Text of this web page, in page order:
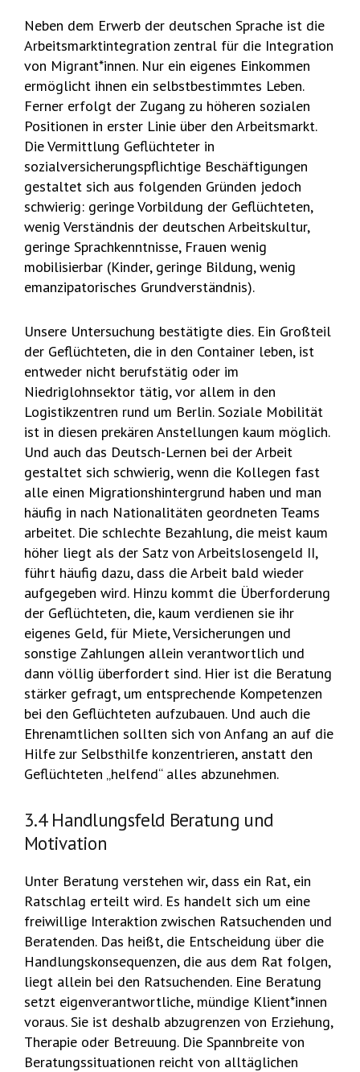
Neben dem Erwerb der deutschen Sprache ist die
Arbeitsmarktintegration zentral für die Integration
von Migrant*innen. Nur ein eigenes Einkommen
ermöglicht ihnen ein selbstbestimmtes Leben.
Ferner erfolgt der Zugang zu höheren sozialen
Positionen in erster Linie über den Arbeitsmarkt.
Die Vermittlung Geflüchteter in
sozialversicherungspflichtige Beschäftigungen
gestaltet sich aus folgenden Gründen jedoch
schwierig: geringe Vorbildung der Geflüchteten,
wenig Verständnis der deutschen Arbeitskultur,
geringe Sprachkenntnisse, Frauen wenig
mobilisierbar (Kinder, geringe Bildung, wenig
emanzipatorisches Grundverständnis).
Unsere Untersuchung bestätigte dies. Ein Großteil
der Geflüchteten, die in den Container leben, ist
entweder nicht berufstätig oder im
Niedriglohnsektor tätig, vor allem in den
Logistikzentren rund um Berlin. Soziale Mobilität
ist in diesen prekären Anstellungen kaum möglich.
Und auch das Deutsch-Lernen bei der Arbeit
gestaltet sich schwierig, wenn die Kollegen fast
alle einen Migrationshintergrund haben und man
häufig in nach Nationalitäten geordneten Teams
arbeitet. Die schlechte Bezahlung, die meist kaum
höher liegt als der Satz von Arbeitslosengeld II,
führt häufig dazu, dass die Arbeit bald wieder
aufgegeben wird. Hinzu kommt die Überforderung
der Geflüchteten, die, kaum verdienen sie ihr
eigenes Geld, für Miete, Versicherungen und
sonstige Zahlungen allein verantwortlich und
dann völlig überfordert sind. Hier ist die Beratung
stärker gefragt, um entsprechende Kompetenzen
bei den Geflüchteten aufzubauen. Und auch die
Ehrenamtlichen sollten sich von Anfang an auf die
Hilfe zur Selbsthilfe konzentrieren, anstatt den
Geflüchteten „helfend“ alles abzunehmen.
3.4 Handlungsfeld Beratung und
Motivation
Unter Beratung verstehen wir, dass ein Rat, ein
Ratschlag erteilt wird. Es handelt sich um eine
freiwillige Interaktion zwischen Ratsuchenden und
Beratenden. Das heißt, die Entscheidung über die
Handlungskonsequenzen, die aus dem Rat folgen,
liegt allein bei den Ratsuchenden. Eine Beratung
setzt eigenverantwortliche, mündige Klient*innen
voraus. Sie ist deshalb abzugrenzen von Erziehung,
Therapie oder Betreuung. Die Spannbreite von
Beratungssituationen reicht von alltäglichen